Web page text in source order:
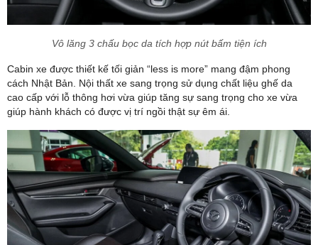
Vô lăng 3 chấu bọc da tích hợp nút bấm tiện ích
Cabin xe được thiết kế tối giản “less is more” mang đậm phong
cách Nhật Bản. Nội thất xe sang trọng sử dụng chất liệu ghế da
cao cấp với lỗ thông hơi vừa giúp tăng sự sang trọng cho xe vừa
giúp hành khách có được vị trí ngồi thật sự êm ái.